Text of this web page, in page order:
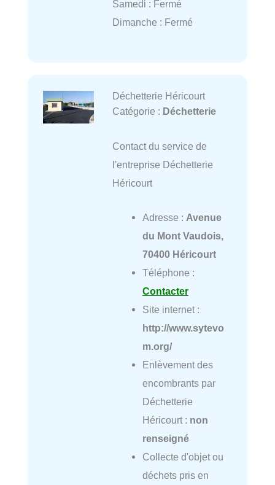
Samedi : Fermé
Dimanche : Fermé
Déchetterie Héricourt
Catégorie : Déchetterie
Contact du service de
l'entreprise Déchetterie
Héricourt
Adresse : Avenue
du Mont Vaudois,
70400 Héricourt
Téléphone :
Contacter
Site internet :
http://www.sytevo
m.org/
Enlèvement des
encombrants par
Déchetterie
Héricourt : non
renseigné
Collecte d'objet ou
déchets pris en